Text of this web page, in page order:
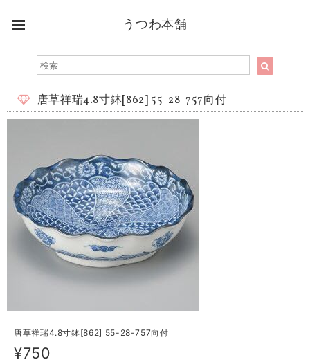
うつわ本舗
唐草祥瑞4.8寸鉢[862] 55-28-757向付
唐草祥瑞4.8寸鉢[862] 55-28-757向付
¥750